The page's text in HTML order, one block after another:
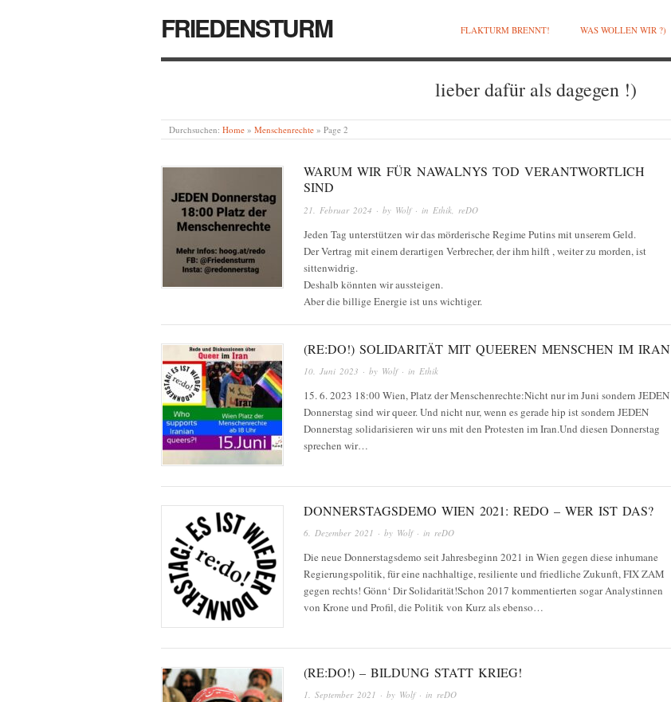
FRIEDENSTURM FLAKTURM BRENNT! WAS WOLLEN WIR ?)
lieber dafür als dagegen !)
Durchsuchen: Home » Menschenrechte » Page 2
WARUM WIR FÜR NAWALNYS TOD VERANTWORTLICH
SIND
21. Februar 2024 · by Wolf· in Ethik reDO
Jeden Tag unterstützen wir das mörderische Regime Putins mit unserem Geld.
Der Vertrag mit einem derartigen Verbrecher, der ihm hilft , weiter zu morden, ist
sittenwidrig.
Deshalb könnten wir aussteigen.
Aber die billige Energie ist uns wichtiger.
(RE:DO!) SOLIDARITÄT MIT QUEEREN MENSCHEN IM IRAN
10. Juni 2023 · by Wolf· in Ethik
15. 6. 2023 18:00 Wien, Platz der Menschenrechte:Nicht nur im Juni sondern JEDEN
Donnerstag sind wir queer. Und nicht nur, wenn es gerade hip ist sondern JEDEN
Donnerstag solidarisieren wir uns mit den Protesten im Iran.Und diesen Donnerstag
sprechen wir…
DONNERSTAGSDEMO WIEN 2021: REDO – WER IST DAS?
6. Dezember 2021 · by Wolf· in reDO
Die neue Donnerstagsdemo seit Jahresbeginn 2021 in Wien gegen diese inhumane
Regierungspolitik, für eine nachhaltige, resiliente und friedliche Zukunft, FIX ZAM
gegen rechts! Gönn‘ Dir Solidarität!Schon 2017 kommentierten sogar Analystinnen
von Krone und Profil, die Politik von Kurz als ebenso…
(RE:DO!) – BILDUNG STATT KRIEG!
1. September 2021 · by Wolf· in reDO